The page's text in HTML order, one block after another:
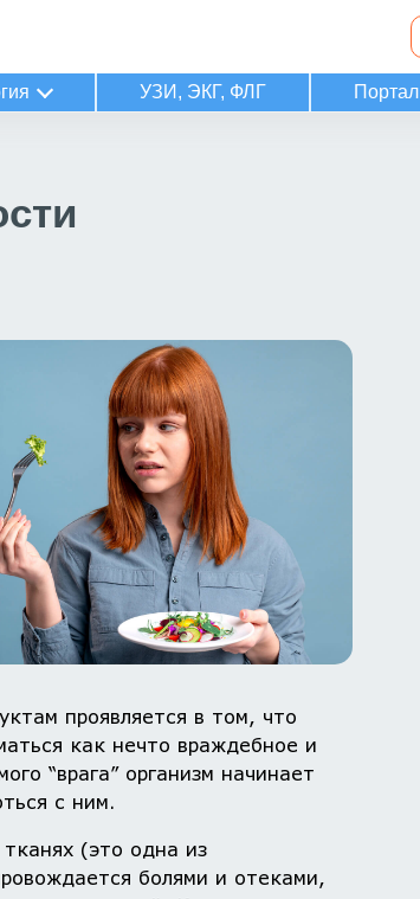
УЗИ, ЭКГ, ФЛГ Портал
проявляется в том, что
как нечто враждебное и
“врага” организм начинает
с ним.
(это одна из
болями и отеками,